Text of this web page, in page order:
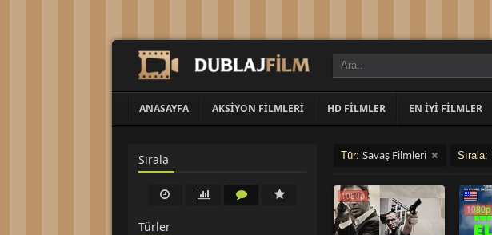
ANASAYFA AKSIYON FILMLERI HD FILMLER EN İYI FILMLER
Sırala
Türler
Tür: Savaş Filmleri Sırala:
1080p
1080p